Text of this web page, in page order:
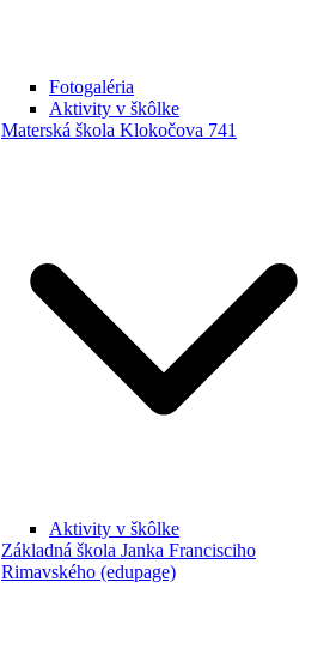
Fotogaléria
Aktivity v škôlke
Materská škola Klokočova 741
Aktivity v škôlke
Základná škola Janka Francisciho
Rimavského (edupage)